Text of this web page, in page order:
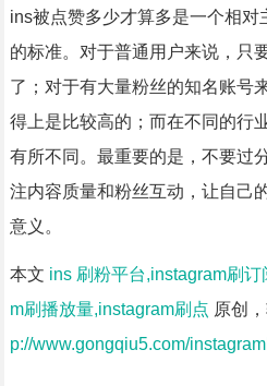
ins被点赞多少才算多是一个相对
的标准。对于普通用户来说，只
了；对于有大量粉丝的知名账号
得上是比较高的；而在不同的行
有所不同。最重要的是，不要过
注内容质量和粉丝互动，让自己
意义。
本文 ins 刷粉平台,instagram刷
m刷播放量,instagram刷点 原创
p://www.gongqiu5.com/